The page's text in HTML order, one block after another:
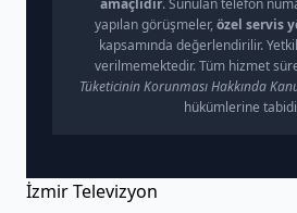
amaçlıdır. Sunulan telefon
yapılan görüşmeler, özel servis
kapsamında değerlendirilir.
verilmemektedir. Tüm hizmet
Tüketicinin Korunması Hakkında
hükümlerine
İzmir Televizyon